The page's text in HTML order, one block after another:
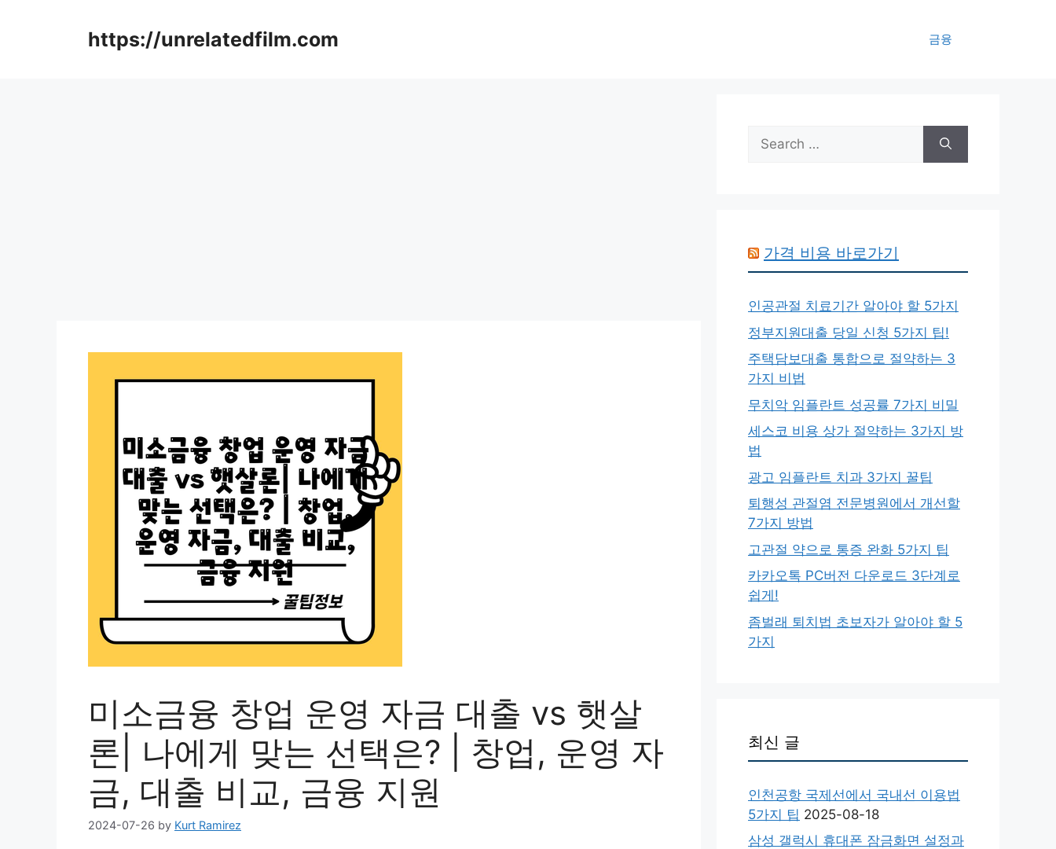
https://unrelatedfilm.com 금융
미소금융 창업 운영 자금 대출 vs 햇살
론| 나에게 맞는 선택은? | 창업, 운영 자
금, 대출 비교, 금융 지원
2024-07-26 by Kurt Ramirez
Search
for:
가격 비용 바로가기
인공관절 치료기간 알아야 할 5가지
정부지원대출 당일 신청 5가지 팁!
주택담보대출 통합으로 절약하는 3
가지 비법
무치악 임플란트 성공률 7가지 비밀
세스코 비용 상가 절약하는 3가지 방
법
광고 임플란트 치과 3가지 꿀팁
퇴행성 관절염 전문병원에서 개선할
7가지 방법
고관절 약으로 통증 완화 5가지 팁
카카오톡 PC버전 다운로드 3단계로
쉽게!
좀벌래 퇴치법 초보자가 알아야 할 5
가지
최신 글
인천공항 국제선에서 국내선 이용법
5가지 팁 2025-08-18
삼성 갤럭시 휴대폰 잠금화면 설정과